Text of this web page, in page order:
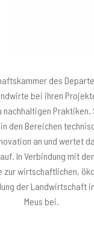
des
bei ihren
nachhaltigen
den Bereichen
an und wertet
In Verbindung mit
zur wirtschaftlichen,
der Landwirtschaft
Meus bei.